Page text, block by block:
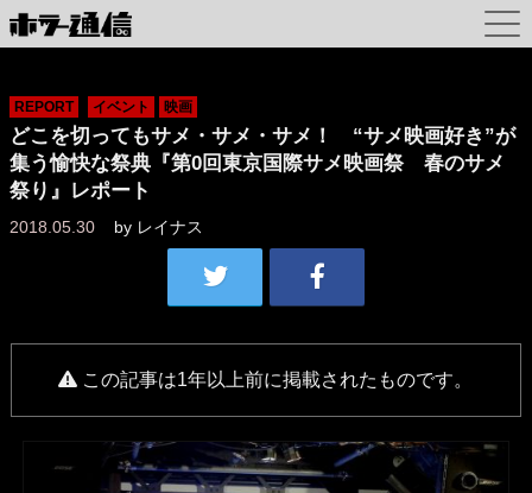
REPORT イベント 映画
どこを切ってもサメ・サメ・サメ！ “サメ映画好き”が
集う愉快な祭典『第0回東京国際サメ映画祭 春のサメ
祭り』レポート
2018.05.30 by レイナス
この記事は1年以上前に掲載されたものです。